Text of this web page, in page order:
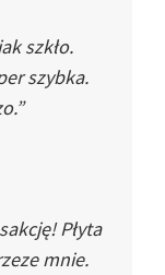
szkło.
szybka.
Płyta
mnie.